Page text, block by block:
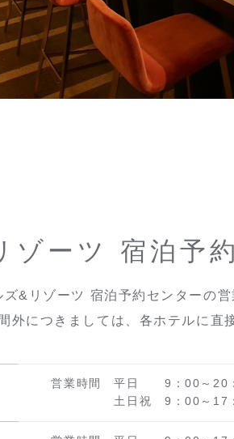
ゾーツ 宿泊予
ズ&リゾーツ 宿泊予約センターの
外につきましては、各ホテルに直
営業時間 平日 9：00～20
土日祝 9：00～17